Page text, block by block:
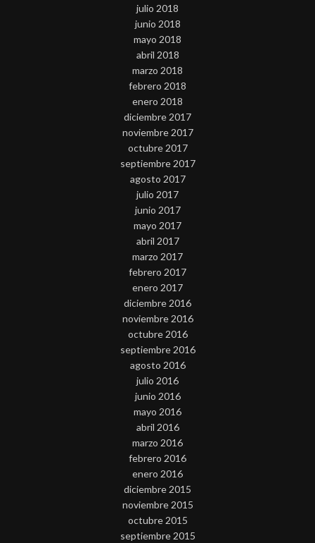
julio 2018
junio 2018
mayo 2018
abril 2018
marzo 2018
febrero 2018
enero 2018
diciembre 2017
noviembre 2017
octubre 2017
septiembre 2017
agosto 2017
julio 2017
junio 2017
mayo 2017
abril 2017
marzo 2017
febrero 2017
enero 2017
diciembre 2016
noviembre 2016
octubre 2016
septiembre 2016
agosto 2016
julio 2016
junio 2016
mayo 2016
abril 2016
marzo 2016
febrero 2016
enero 2016
diciembre 2015
noviembre 2015
octubre 2015
septiembre 2015